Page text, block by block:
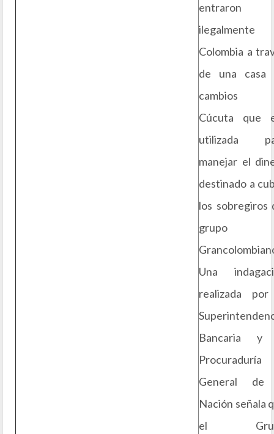
entraron
Colombia a
de una casa
cambios
Cúcuta que
utilizada
manejar el
destinado a
los sobregiros
grupo
Una
realizada
Bancaria y
Procuraduría
General de
Nación señala
el